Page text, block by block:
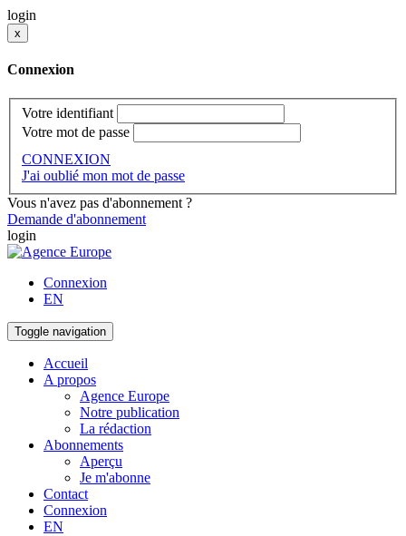
login
x
Connexion
Votre identifiant
Votre mot de passe
CONNEXION
J'ai oublié mon mot de passe
Vous n'avez pas d'abonnement ?
Demande d'abonnement
login
Connexion
EN
Toggle navigation
Accueil
A propos
Agence Europe
Notre publication
La rédaction
Abonnements
Aperçu
Je m'abonne
Contact
Connexion
EN